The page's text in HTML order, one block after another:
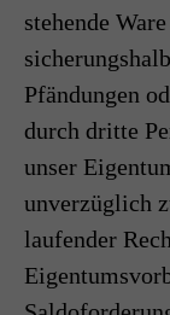
stehende
Pfändungen
durch dritte
unser
unverzüglich
laufender